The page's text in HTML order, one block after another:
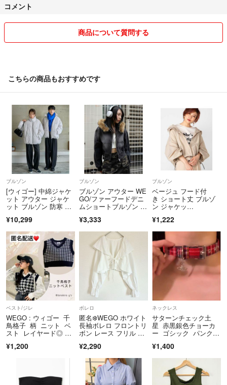
値下げ交渉をされた場合はスルーさせていただきます。
いてます。
きない場合もありますのでご理解ください。申し訳ありませんがメッセ
ージの返信がないという理由で評価を下げる方はご購入をお控えくださ
い。よろしくお願いします。
コメント
商品について質問する
こちらの商品もおすすめです
ブルゾン
[ウィゴー] 中綿ジャケ
ット アウター ジャケ
ット ブルゾン 防寒 秋
¥10,299
ブルゾン
ブルゾン アウター WE
GO/ファーフードデニ
ムショートブルゾン 韓
¥3,333
ブルゾン
ベージュ フード付
き ショート丈 ブルゾ
ン ジャケッ
ル
¥1,222
ベスト/ジレ
WEGO : ウィゴー 千
鳥格子 柄 ニット ベ
スト レイヤード◎ 美
¥1,200
ボレロ
匿名❄️WEGO ホワイト
長袖ボレロ フロントリ
ボン レース フリル ギ
¥2,290
ネックレス
サターンチェック土
星 赤黒銀色チョーカ
ー ゴシック パンク y
¥1,400